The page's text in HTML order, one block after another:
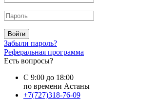
Войти
Забыли пароль?
Реферальная программа
Есть вопросы?
С 9:00 до 18:00
по времени Астаны
+7(727)318-76-09